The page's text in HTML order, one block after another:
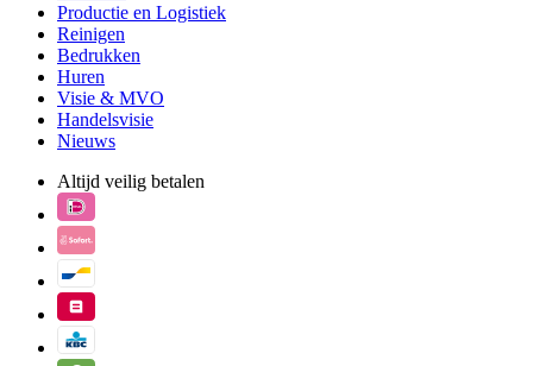
Productie en Logistiek
Reinigen
Bedrukken
Huren
Visie & MVO
Handelsvisie
Nieuws
Altijd veilig betalen